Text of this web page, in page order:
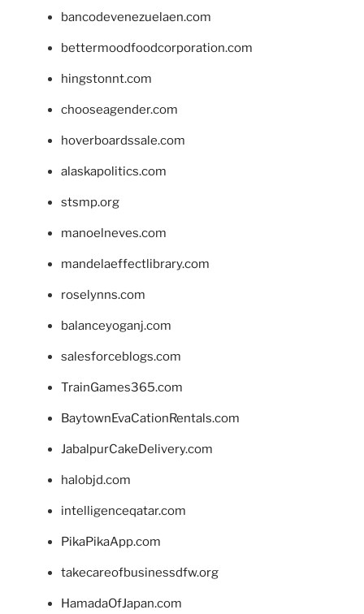
bancodevenezuelaen.com
bettermoodfoodcorporation.com
hingstonnt.com
chooseagender.com
hoverboardssale.com
alaskapolitics.com
stsmp.org
manoelneves.com
mandelaeffectlibrary.com
roselynns.com
balanceyoganj.com
salesforceblogs.com
TrainGames365.com
BaytownEvaCationRentals.com
JabalpurCakeDelivery.com
halobjd.com
intelligenceqatar.com
PikaPikaApp.com
takecareofbusinessdfw.org
HamadaOfJapan.com